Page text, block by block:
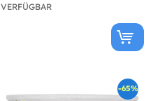
VERFÜGBAR
-65%